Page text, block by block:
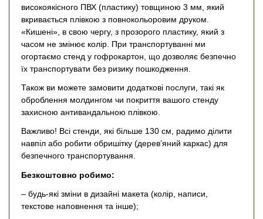
високоякісного ПВХ (пластику) товщиною 3 мм, який
вкривається плівкою з повнокольоровим друком.
«Кишені», в свою чергу, з прозорого пластику, який з
часом не змінює колір. При транспортуванні ми
огортаємо стенд у гофрокартон, що дозволяє безпечно
їх транспортувати без ризику пошкодження.
Також ви можете замовити додаткові послуги, такі як
оброблення молдингом чи покриття вашого стенду
захисною антивандальною плівкою.
Важливо! Всі стенди, які більше 130 см, радимо ділити
навпіл або робити обришітку (дерев’яний каркас) для
безпечного транспортування.
Безкоштовно робимо:
– будь-які зміни в дизайні макета (колір, написи,
текстове наповнення та інше);